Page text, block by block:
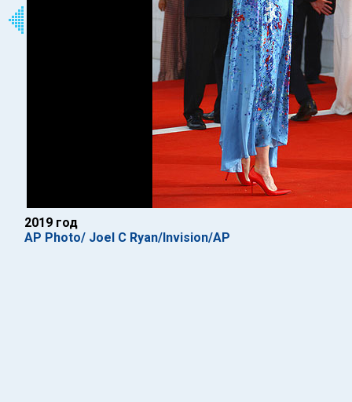
2019 год
AP Photo/ Joel C Ryan/Invision/AP